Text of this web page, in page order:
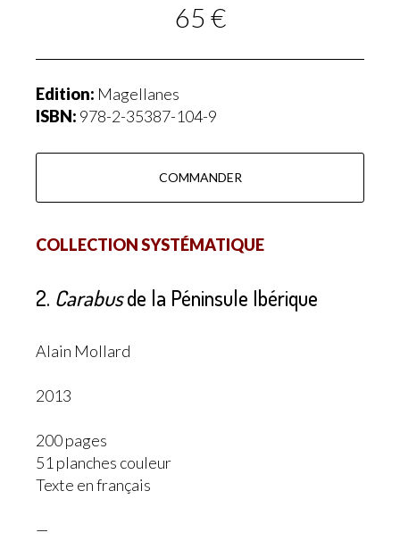
65 €
Edition: Magellanes
ISBN: 978-2-35387-104-9
COMMANDER
COLLECTION SYSTÉMATIQUE
2. Carabusde la Péninsule Ibérique
Alain Mollard
2013
200 pages
51 planches couleur
Texte en français
—